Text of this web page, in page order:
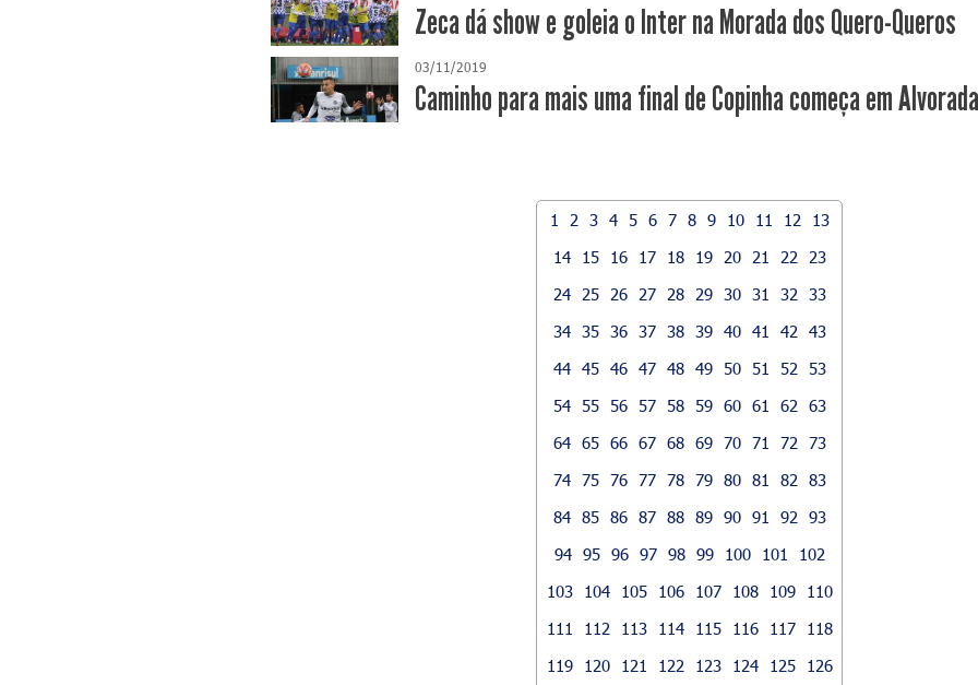
Zeca dá show e goleia o Inter na Morada dos Quero-Queros
03/11/2019
Caminho para mais uma final de Copinha começa em
1 2 3 4 5 6 7 8 9 10 11 12
13
14
15 16 17 18 19 20 21 22
23
24
25 26 27 28 29 30 31 32
33
34 35 36 37 38 39 40 41 42
43
44 45 46 47 48 49 50 51 52
53
54 55 56 57 58 59 60 61 62
63
64 65 66 67 68 69 70 71 72
73
74 75 76 77 78 79 80 81 82
83
84 85 86 87 88 89 90 91 92
93
94 95 96 97 98 99 100 101
102
103
104 105 106 107 108 109
110
111
112 113 114 115 116 117
118
119
120 121 122 123 124 125
126